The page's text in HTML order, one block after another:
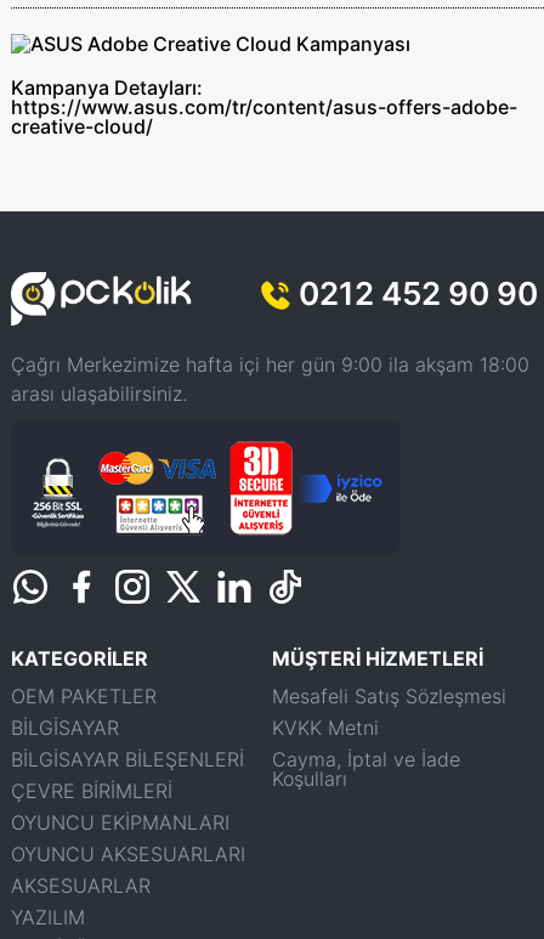
Kampanya Detayları:
https://www.asus.com/tr/content/asus-offers-adobe-
creative-cloud/
0212 452 90 90
Çağrı Merkezimize hafta içi her gün 9:00 ila akşam 18:00
arası ulaşabilirsiniz.
KATEGORİLER
OEM PAKETLER
BİLGİSAYAR
BİLGİSAYAR BİLEŞENLERİ
ÇEVRE BİRİMLERİ
OYUNCU EKİPMANLARI
OYUNCU AKSESUARLARI
AKSESUARLAR
YAZILIM
MÜŞTERİ HİZMETLERİ
Mesafeli Satış Sözleşmesi
KVKK Metni
Cayma, İptal ve İade
Koşulları